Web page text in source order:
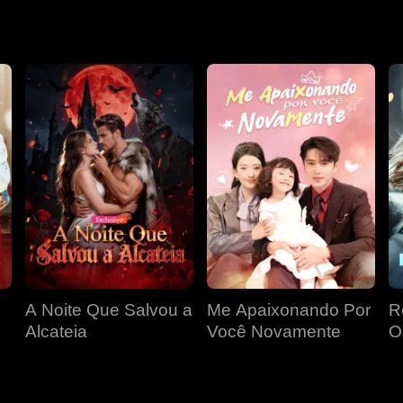
estava com uma doença terminal. Será que o amor deles
A Noite Que Salvou a
Alcateia
Me Apaixonando Por
Você Novamente